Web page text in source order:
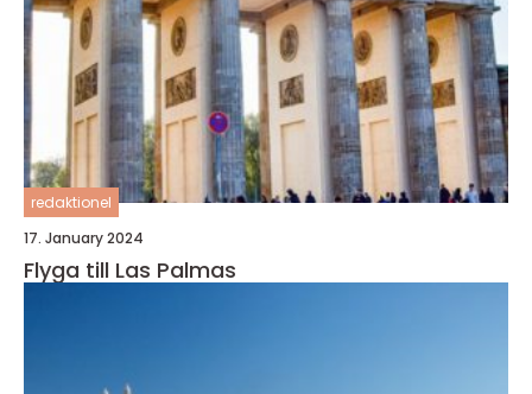
redaktionel
17. January 2024
Flyga till Las Palmas